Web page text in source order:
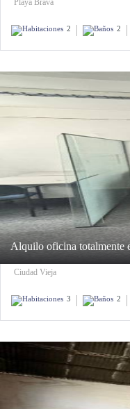
Playa Brava
2 2
Alquilo oficina totalmente
Ciudad Vieja
3 2